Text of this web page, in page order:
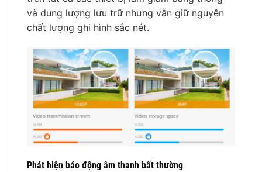
và dung lượng lưu trữ nhưng vẫn giữ nguyên
chất lượng ghi hình sắc nét.
Phát hiện báo động âm thanh bất thường